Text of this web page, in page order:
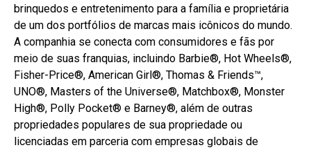
brinquedos e entretenimento para a família e proprietária
de um dos portfólios de marcas mais icônicos do mundo.
A companhia se conecta com consumidores e fãs por
meio de suas franquias, incluindo Barbie®, Hot Wheels®,
Fisher-Price®, American Girl®, Thomas & Friends™,
UNO®, Masters of the Universe®, Matchbox®, Monster
High®, Polly Pocket® e Barney®, além de outras
propriedades populares de sua propriedade ou
licenciadas em parceria com empresas globais de